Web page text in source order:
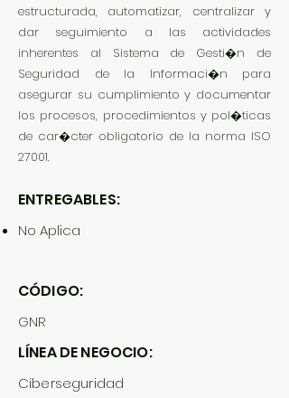
estructurada, automatizar, centralizar y
dar seguimiento a las actividades
inherentes al Sistema de Gesti�n de
Seguridad de la Informaci�n para
asegurar su cumplimiento y documentar
los procesos, procedimientos y pol�ticas
de car�cter obligatorio de la norma ISO
27001.
ENTREGABLES:
No Aplica
CÓDIGO:
GNR
LÍNEA DE NEGOCIO:
Ciberseguridad